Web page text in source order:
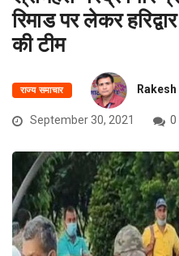
रिमाड पर लेकर
की टीम
राज्य समाचार
September 30, 2021 0